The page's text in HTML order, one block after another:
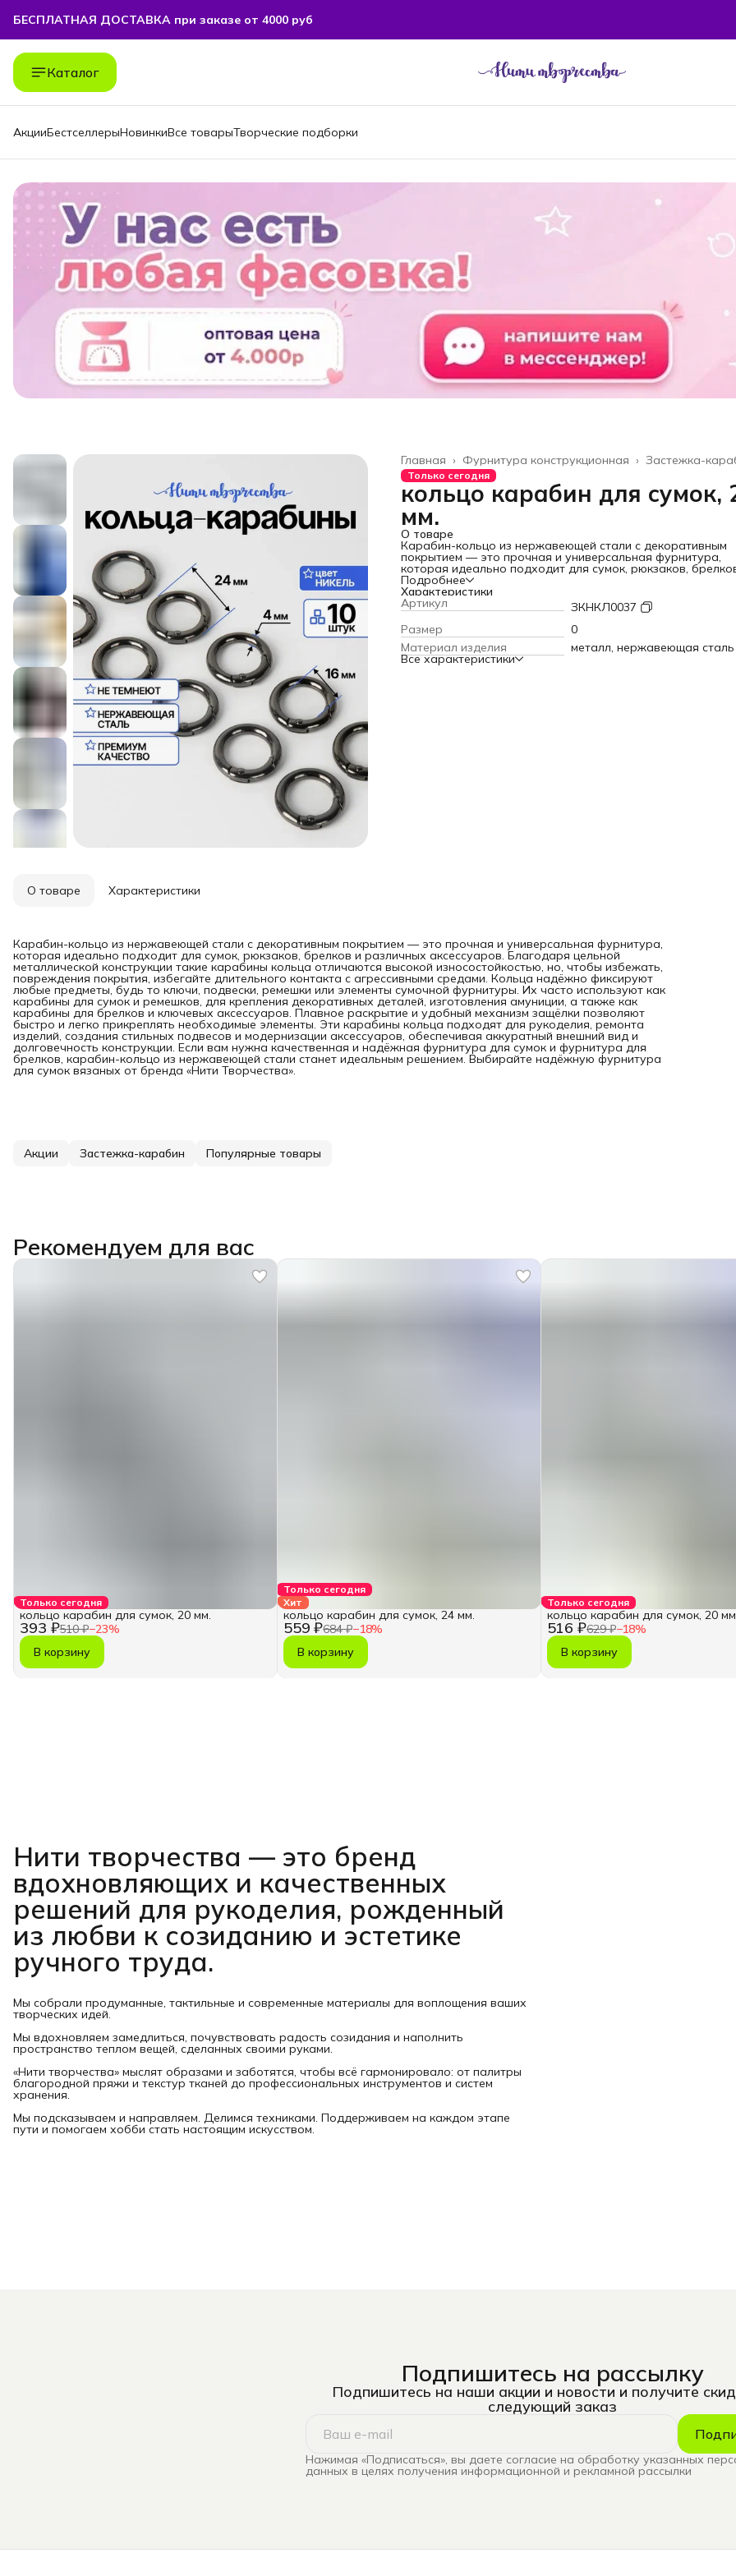
БЕСПЛАТНАЯ ДОСТАВКА при заказе от 4000 руб
БЕСПЛАТНАЯ ДОСТАВКА при заказе от 4000 руб
Каталог
АкцииБестселлерыНовинкиВсе товарыТворческие подборки
Застежка-
Фурнитура конструкционная ›
Главная ›
Только сегодня
кольцо карабин для сумок,
мм.
О товаре
Карабин-кольцо из нержавеющей стали с декоративным
покрытием — это прочная и универсальная фурнитура,
которая идеально подходит для сумок, рюкзаков,
различных аксессуаров. Благодаря цельной
конструкции такие карабины кольца отличаются высокой
износостойкостью, но, чтобы избежать, повреждения
покрытия, избегайте длительного контакта с агрессивными
средами. Кольца надёжно фиксируют любые предметы,
то ключи, подвески, ремешки или элементы сумочной
фурнитуры. Их часто используют как карабины для сумок и
ремешков, для крепления декоративных деталей,
Подробнее
Характеристики
Артикул
ЗКНКЛ0037
Размер
0
Материал изделия
металл, нержавеющая сталь
Все характеристики
О товаре Характеристики
Карабин-кольцо из нержавеющей стали с декоративным покрытием — это прочная и универсальная фурнитура,
которая идеально подходит для сумок, рюкзаков, брелков и различных аксессуаров. Благодаря цельной
металлической конструкции такие карабины кольца отличаются высокой износостойкостью, но, чтобы избежать,
повреждения покрытия, избегайте длительного контакта с агрессивными средами. Кольца надёжно фиксируют
любые предметы, будь то ключи, подвески, ремешки или элементы сумочной фурнитуры. Их часто используют как
карабины для сумок и ремешков, для крепления декоративных деталей, изготовления амуниции, а также как
карабины для брелков и ключевых аксессуаров. Плавное раскрытие и удобный механизм защёлки позволяют
быстро и легко прикреплять необходимые элементы. Эти карабины кольца подходят для рукоделия, ремонта
изделий, создания стильных подвесов и модернизации аксессуаров, обеспечивая аккуратный внешний вид и
долговечность конструкции. Если вам нужна качественная и надёжная фурнитура для сумок и фурнитура для
брелков, карабин-кольцо из нержавеющей стали станет идеальным решением. Выбирайте надёжную фурнитура
для сумок вязаных от бренда «Нити Творчества».
Акции Застежка-карабин Популярные товары
Рекомендуем для вас
Только сегодня
393 ₽510 ₽−23%
кольцо карабин для сумок, 20 мм.
В корзину
Только сегодня
Хит
559 ₽684 ₽−18%
кольцо карабин для сумок, 24 мм.
В корзину
Только сегодня
516 ₽629 ₽−18%
кольцо карабин для сумок, 20
В корзину
Нити творчества — это бренд
вдохновляющих и качественных
решений для рукоделия, рожденный
из любви к созиданию и эстетике
ручного труда.
Мы собрали продуманные, тактильные и современные материалы для воплощения ваших
творческих идей.
Мы вдохновляем замедлиться, почувствовать радость созидания и наполнить
пространство теплом вещей, сделанных своими руками.
«Нити творчества» мыслят образами и заботятся, чтобы всё гармонировало: от палитры
благородной пряжи и текстур тканей до профессиональных инструментов и систем
хранения.
Мы подсказываем и направляем. Делимся техниками. Поддерживаем на каждом этапе
пути и помогаем хобби стать настоящим искусством.
Подпишитесь на рассылку
Подпишитесь на наши акции и новости и получите
следующий заказ
Нажимая «Подписаться», вы даете согласие на обработку указанных
данных в целях получения информационной и рекламной рассылки